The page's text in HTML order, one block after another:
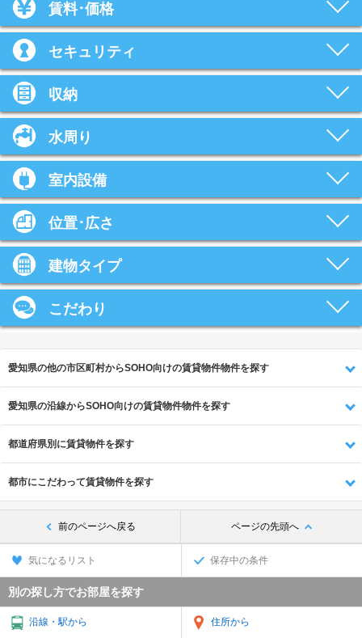
賃料･価格
セキュリティ
収納
水周り
室内設備
位置･広さ
建物タイプ
こだわり
愛知県の他の市区町村からSOHO向けの賃貸物件物件を探す
愛知県の沿線からSOHO向けの賃貸物件物件を探す
都道府県別に賃貸物件を探す
都市にこだわって賃貸物件を探す
前のページへ戻る ページの先頭へ
気になるリスト 保存中の条件
別の探し方でお部屋を探す
沿線・駅から 住所から